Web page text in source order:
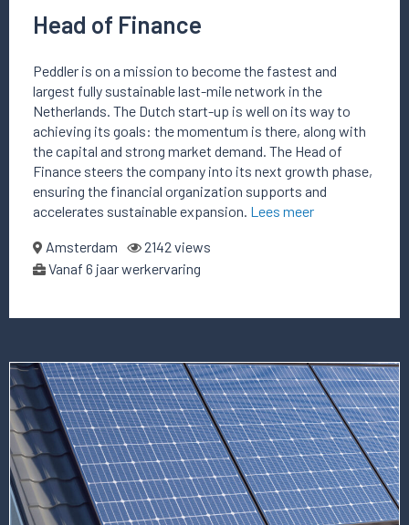
Head of Finance
Peddler is on a mission to become the fastest and
largest fully sustainable last-mile network in the
Netherlands. The Dutch start-up is well on its way to
achieving its goals: the momentum is there, along with
the capital and strong market demand. The Head of
Finance steers the company into its next growth phase,
ensuring the financial organization supports and
accelerates sustainable expansion. Lees meer
Amsterdam
2142 views
Vanaf 6 jaar werkervaring
Lees
meer
over
deze
vacature
CFO